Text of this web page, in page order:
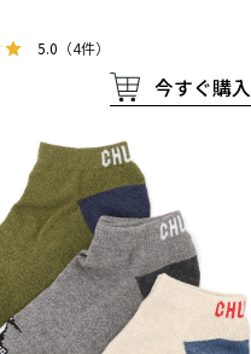
5.0 （4件）
今すぐ購入